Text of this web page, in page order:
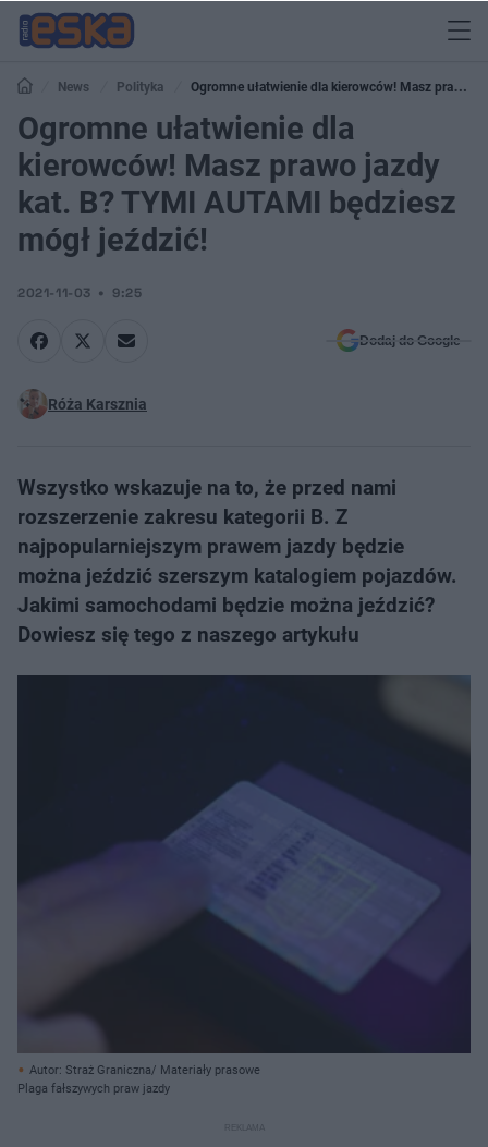
News Polityka
Ogromne ułatwienie dla kierowców! Masz prawo
jazdy kat. B? TYMI AUTAMI będziesz mógł jeździć!
Ogromne ułatwienie dla
kierowców! Masz prawo jazdy
kat. B? TYMI AUTAMI będziesz
mógł jeździć!
2021-11-03 9:25
Dodaj do Google
Róża Karsznia
Wszystko wskazuje na to, że przed nami
rozszerzenie zakresu kategorii B. Z
najpopularniejszym prawem jazdy będzie
można jeździć szerszym katalogiem pojazdów.
Jakimi samochodami będzie można jeździć?
Dowiesz się tego z naszego artykułu
Autor: Straż Graniczna/ Materiały prasowe
Plaga fałszywych praw jazdy